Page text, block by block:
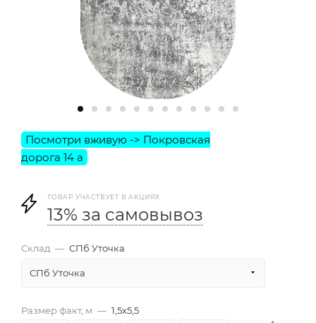
ТОВАР УЧАСТВУЕТ В АКЦИЯХ
13% за самовывоз
Склад — СПб Уточка
СПб Уточка
Размер факт, м — 1,5х5,5